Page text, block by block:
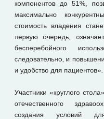
компонентов до 51%,
максимально
стоимость владения
первую очередь,
бесперебойного
следовательно, и
и удобство для пациентов».
Участники «круглого
отечественного
создания условий